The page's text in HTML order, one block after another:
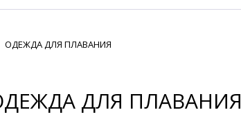
ОДЕЖДА ДЛЯ ПЛАВАНИЯ
ДЛЯ ПЛАВАНИЯ